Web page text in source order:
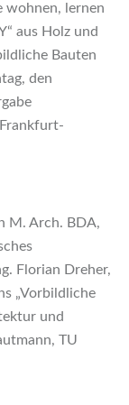
wohnen, lernen
aus Holz und
Bauten
den
M. Arch. BDA,
Florian Dreher,
„Vorbildliche
und
TU